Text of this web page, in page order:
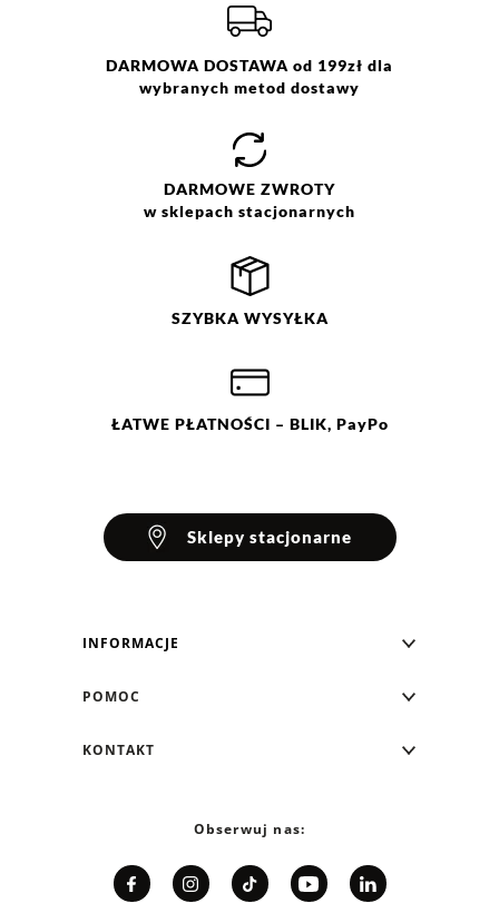
DARMOWA DOSTAWA od 199zł dla
wybranych metod dostawy
DARMOWE ZWROTY
w sklepach stacjonarnych
SZYBKA WYSYŁKA
ŁATWE PŁATNOŚCI – BLIK, PayPo
Sklepy stacjonarne
INFORMACJE
Klub Greenpoint
Współpraca
POMOC
Zwrot/Wymiana
KONTAKT
Telefon: 12 287 07 07
Pn. - pt.: 8:00 - 15:00
Obserwuj nas: